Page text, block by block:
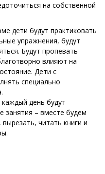
на собственной
дети будут практиковать
упражнения, будут
Будут пропевать
влияют на
Дети с
специально
день будут
– вместе будем
читать книги и